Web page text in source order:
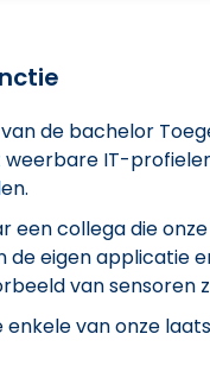
de bachelor
IT-
een collega die
de eigen applicatie
van sensoren
enkele van onze